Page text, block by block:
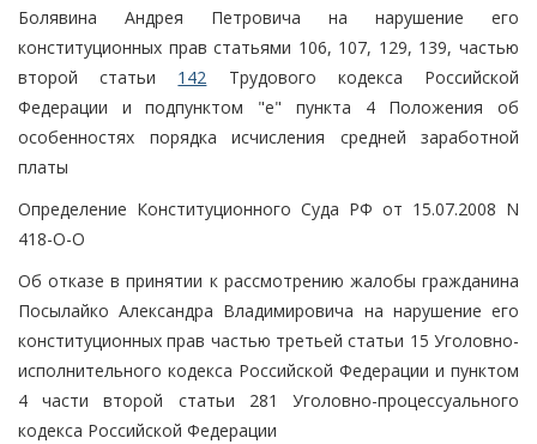
Болявина Андрея Петровича на нарушение его
конституционных прав статьями 106, 107, 129, 139, частью
второй статьи 142 Трудового кодекса Российской
Федерации и подпунктом "е" пункта 4 Положения об
особенностях порядка исчисления средней заработной
платы
Определение Конституционного Суда РФ от 15.07.2008 N
418-О-О
Об отказе в принятии к рассмотрению жалобы гражданина
Посылайко Александра Владимировича на нарушение его
конституционных прав частью третьей статьи 15 Уголовно-
исполнительного кодекса Российской Федерации и пунктом
4 части второй статьи 281 Уголовно-процессуального
кодекса Российской Федерации